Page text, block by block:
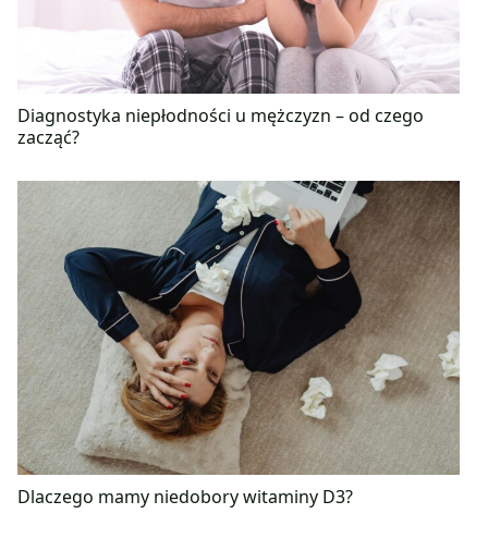
Diagnostyka niepłodności u mężczyzn – od czego
zacząć?
Dlaczego mamy niedobory witaminy D3?